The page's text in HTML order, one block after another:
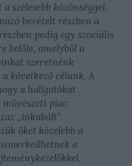
szélesebb közönséggel.
bevételt részben a
pedig egy szociális
belőle, amelyből a
szeretnénk
következő célunk. A
a hallgatókat
művészeti piac
„inkubált”
őket közelebb a
a